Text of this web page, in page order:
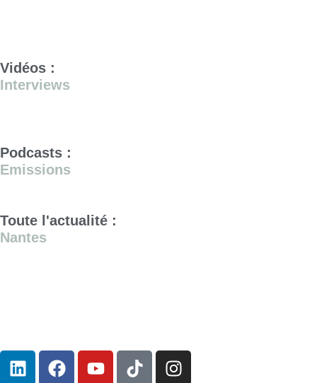
Vidéos :
Interviews
Podcasts :
Emissions
Toute l'actualité :
Nantes